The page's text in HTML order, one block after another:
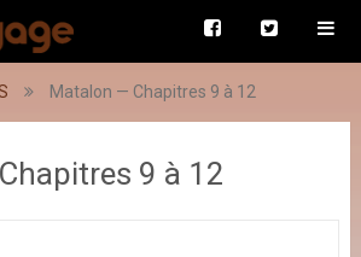
Matalon — Chapitres 9 à 12
9 à 12